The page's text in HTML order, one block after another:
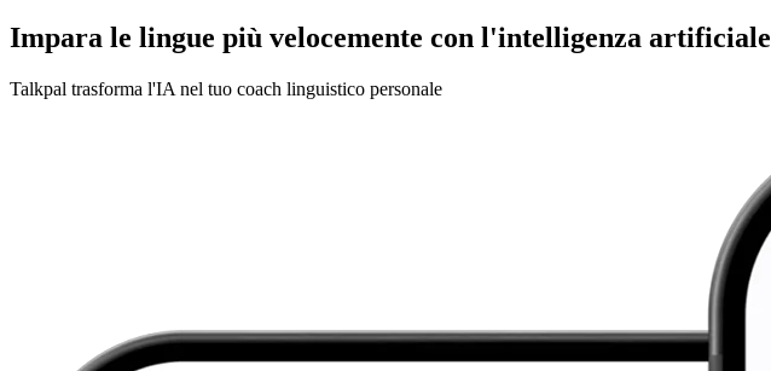
Impara le lingue più velocemente con l'intelligenza artificiale
Talkpal trasforma l'IA nel tuo coach linguistico personale